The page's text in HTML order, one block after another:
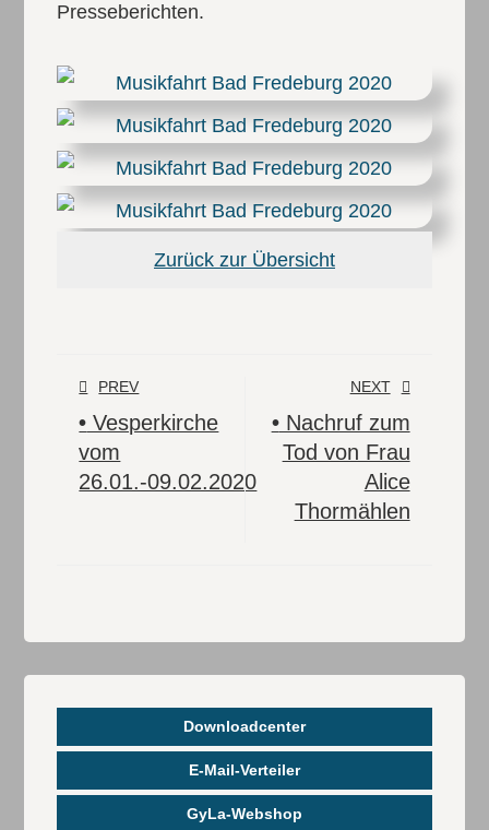
Presseberichten.
Zurück zur Übersicht
PREV
• Vesperkirche
vom
26.01.-09.02.2020
NEXT
•Nachruf zum
Tod von Frau
Alice
Thormählen
Downloadcenter
E-Mail-Verteiler
GyLa-Webshop